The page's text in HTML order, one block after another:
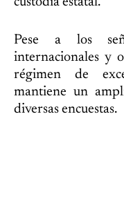
Pese a los
internacionales y
régimen de
mantiene un
diversas encuestas.